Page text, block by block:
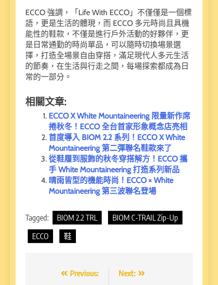
ECCO 強調，「Life With ECCO」不僅僅是一個標
語，更是生活的體現，而 ECCO 多元時尚且具機
能性的鞋款，不僅是進行戶外活動的好夥伴，更
是日常通勤的時尚單品，可以隨時切換場景選
擇，打造全場景自由穿搭，滿足現代人多元生活
的節奏，在生活與行走之間，每場探索都成為日
常的一部分。
相關文章:
ECCO X White Mountaineering 限量新作席
捲秋冬！ECCO 全台首家形象概念店亮相
首度導入 BIOM 2.2 系列！ECCO X White
Mountaineering 第二彈聯名鞋款來了
從鞋履到服飾的秋冬穿搭解方！ECCO 攜
手 White Mountaineering 打造系列新品
晴雨皆型的機能時尚！ECCO × White
Mountaineering 第三波聯名登場
Tagged: BIOM 2.2 TRL
BIOM C-TRAIL Zip-Up
ECCO
鞋
Previous:
Next: